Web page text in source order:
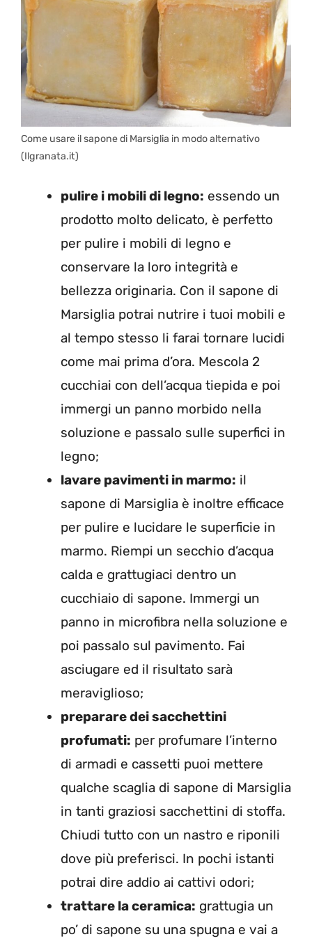
Come usare il sapone di Marsiglia in modo alternativo
(Ilgranata.it)
pulire i mobili di legno: essendo un
prodotto molto delicato, è perfetto
per pulire i mobili di legno e
conservare la loro integrità e
bellezza originaria. Con il sapone di
Marsiglia potrai nutrire i tuoi mobili e
al tempo stesso li farai tornare lucidi
come mai prima d’ora. Mescola 2
cucchiai con dell’acqua tiepida e poi
immergi un panno morbido nella
soluzione e passalo sulle superfici in
legno;
lavare pavimenti in marmo: il
sapone di Marsiglia è inoltre efficace
per pulire e lucidare le superficie in
marmo. Riempi un secchio d’acqua
calda e grattugiaci dentro un
cucchiaio di sapone. Immergi un
panno in microfibra nella soluzione e
poi passalo sul pavimento. Fai
asciugare ed il risultato sarà
meraviglioso;
preparare dei sacchettini
profumati: per profumare l’interno
di armadi e cassetti puoi mettere
qualche scaglia di sapone di Marsiglia
in tanti graziosi sacchettini di stoffa.
Chiudi tutto con un nastro e riponili
dove più preferisci. In pochi istanti
potrai dire addio ai cattivi odori;
trattare la ceramica: grattugia un
po’ di sapone su una spugna e vai a